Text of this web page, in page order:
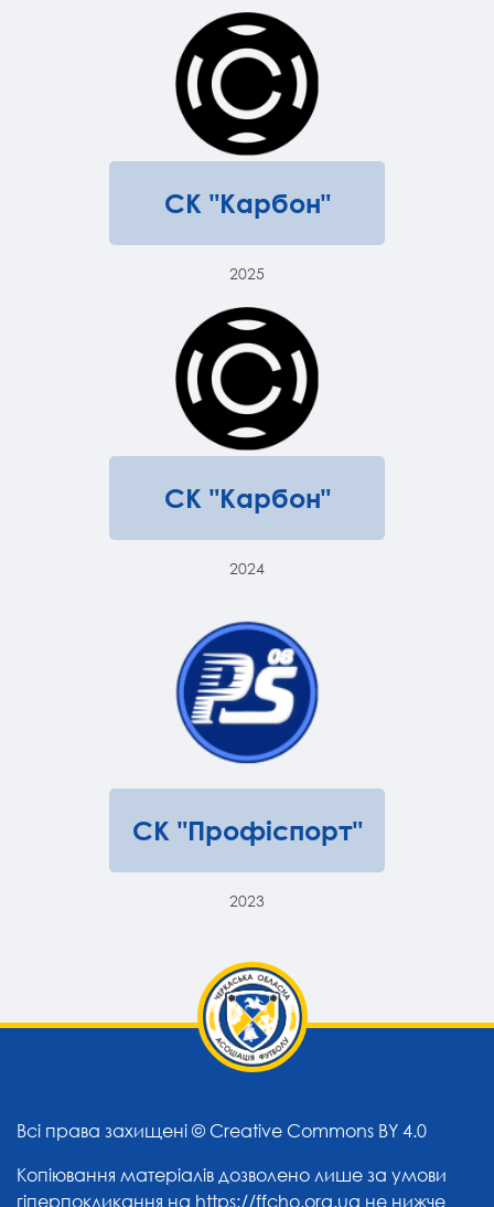
СК "Карбон"
2025
СК "Карбон"
2024
СК "Профіспорт"
2023
Всі права захищені © Creative Commons BY 4.0
Копіювання матеріалів дозволено лише за умови
гіперпокликання на https://ffcho.org.ua не нижче